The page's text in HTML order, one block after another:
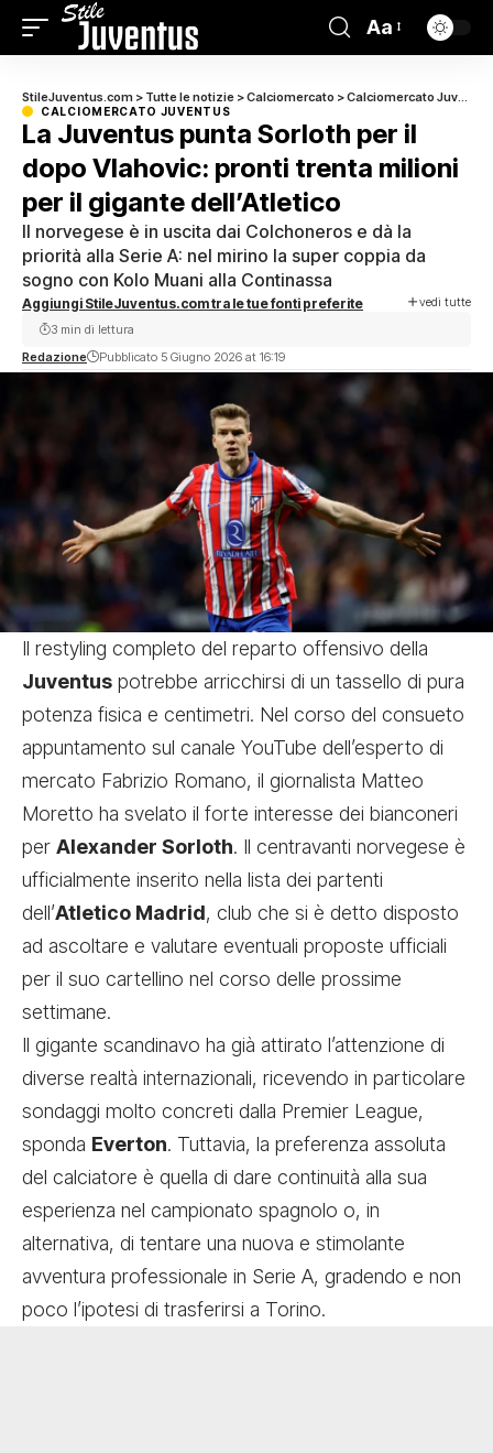
Aa
StileJuventus.com > Tutte le notizie >Calciomercato >Calciomercato Juventus
CALCIOMERCATO JUVENTUS
La Juventus punta Sorloth per il
dopo Vlahovic: pronti trenta milioni
per il gigante dell’Atletico
Il norvegese è in uscita dai Colchoneros e dà la
priorità alla Serie A: nel mirino la super coppia da
sogno con Kolo Muani alla Continassa
Aggiungi StileJuventus.com tra le tue fonti preferite vedi tutte
Redazione Pubblicato 5 Giugno 2026 at 16:19
3 min di lettura
Il restyling completo del reparto offensivo della
Juventus potrebbe arricchirsi di un tassello di pura
potenza fisica e centimetri. Nel corso del consueto
appuntamento sul canale YouTube dell’esperto di
mercato Fabrizio Romano, il giornalista Matteo
Moretto ha svelato il forte interesse dei bianconeri
per Alexander Sorloth. Il centravanti norvegese è
ufficialmente inserito nella lista dei partenti
dell’Atletico Madrid, club che si è detto disposto
ad ascoltare e valutare eventuali proposte ufficiali
per il suo cartellino nel corso delle prossime
settimane.
Il gigante scandinavo ha già attirato l’attenzione di
diverse realtà internazionali, ricevendo in particolare
sondaggi molto concreti dalla Premier League,
sponda Everton. Tuttavia, la preferenza assoluta
del calciatore è quella di dare continuità alla sua
esperienza nel campionato spagnolo o, in
alternativa, di tentare una nuova e stimolante
avventura professionale in Serie A, gradendo e non
poco l’ipotesi di trasferirsi a Torino.